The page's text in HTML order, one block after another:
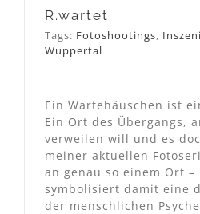
R.wartet
Tags: Fotoshootings,
Wuppertal
Ein Wartehäuschen ist
Ein Ort des Übergangs,
verweilen will und es
meiner aktuellen
an genau so einem Ort –
symbolisiert damit eine
der menschlichen